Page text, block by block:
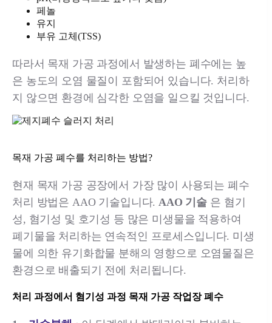
페놀
유지
부유 고체(TSS)
따라서 목재 가공 과정에서 발생하는 폐수에는 높
은 농도의 오염 물질이 포함되어 있습니다. 처리하
지 않으면 환경에 심각한 오염을 일으킬 것입니다.
목재 가공 폐수를 처리하는 방법?
현재 목재 가공 공장에서 가장 많이 사용되는 폐수
처리 방법은 AAO 기술입니다.AAO 기술 은 혐기
성, 혐기성 및 호기성 등 많은 미생물을 적용하여
폐기물을 처리하는 연속적인 프로세스입니다. 미생
물에 의한 유기화합물 분해의 영향으로 오염물질은
환경으로 배출되기 전에 처리됩니다.
처리 과정에서 혐기성 과정 목재 가공 작업장 폐수